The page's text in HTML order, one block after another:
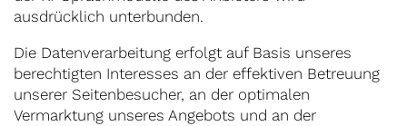
ausdrücklich unterbunden.
Die Datenverarbeitung erfolgt auf Basis unseres
berechtigten Interesses an der effektiven Betreuung
unserer Seitenbesucher, an der optimalen
Vermarktung unseres Angebots und an der